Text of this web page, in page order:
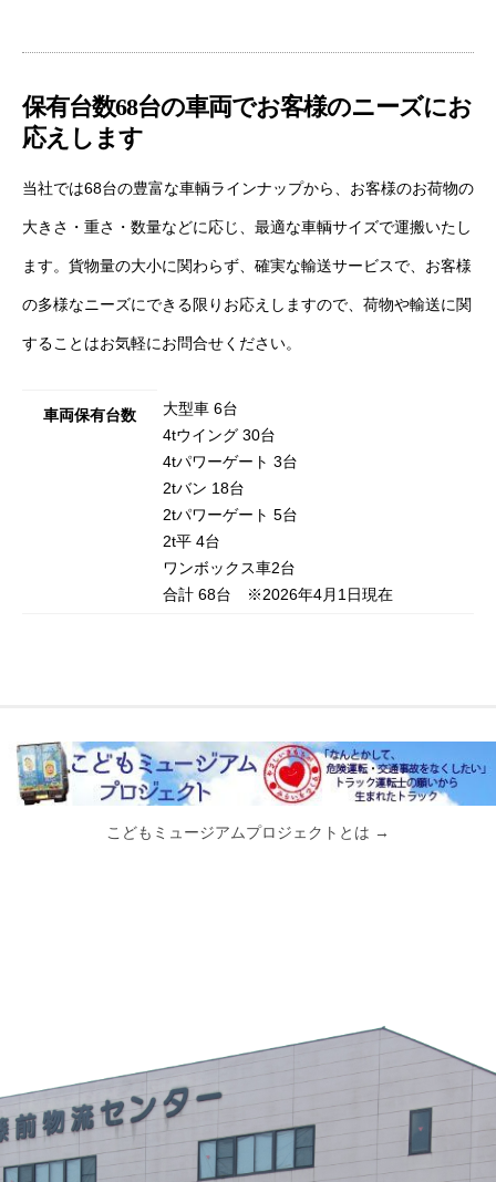
保有台数68台の車両でお客様のニーズにお
応えします
当社では68台の豊富な車輌ラインナップから、お客様のお荷物の
大きさ・重さ・数量などに応じ、最適な車輌サイズで運搬いたし
ます。貨物量の大小に関わらず、確実な輸送サービスで、お客様
の多様なニーズにできる限りお応えしますので、荷物や輸送に関
することはお気軽にお問合せください。
車両保有台数
大型車 6台
4tウイング 30台
4tパワーゲート 3台
2tバン 18台
2tパワーゲート 5台
2t平 4台
ワンボックス車2台
合計 68台 ※2026年4月1日現在
こどもミュージアムプロジェクトとは →